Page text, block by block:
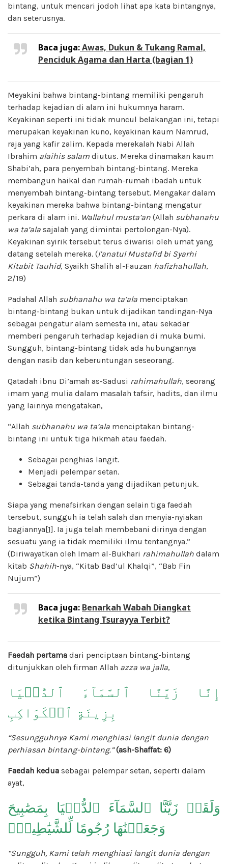
bintang, untuk mencari jodoh lihat apa kata bintangnya,
dan seterusnya.
Baca juga:Awas, Dukun & Tukang Ramal,
Penciduk Agama dan Harta (bagian 1)
Meyakini bahwa bintang-bintang memiliki pengaruh
terhadap kejadian di alam ini hukumnya haram.
Keyakinan seperti ini tidak muncul belakangan ini, tetapi
merupakan keyakinan kuno, keyakinan kaum Namrud,
raja yang kafir zalim. Kepada merekalah Nabi Allah
Ibrahim alaihis salam diutus. Mereka dinamakan kaum
Shabi’ah, para penyembah bintang-bintang. Mereka
membangun haikal dan rumah-rumah ibadah untuk
menyembah bintang-bintang tersebut. Mengakar dalam
keyakinan mereka bahwa bintang-bintang mengatur
perkara di alam ini. Wallahul musta’an (Allah subhanahu
wa ta’ala sajalah yang dimintai pertolongan-Nya).
Keyakinan syirik tersebut terus diwarisi oleh umat yang
datang setelah mereka. (I’anatul Mustafid bi Syarhi
Kitabit Tauhid, Syaikh Shalih al-Fauzan hafizhahullah,
2/19)
Padahal Allah subhanahu wa ta’ala menciptakan
bintang-bintang bukan untuk dijadikan tandingan-Nya
sebagai pengatur alam semesta ini, atau sekadar
memberi pengaruh terhadap kejadian di muka bumi.
Sungguh, bintang-bintang tidak ada hubungannya
dengan nasib dan keberuntungan seseorang.
Qatadah ibnu Di’amah as-Sadusi rahimahullah, seorang
imam yang mulia dalam masalah tafsir, hadits, dan ilmu
yang lainnya mengatakan,
“Allah subhanahu wa ta’ala menciptakan bintang-
bintang ini untuk tiga hikmah atau faedah.
Sebagai penghias langit.
Menjadi pelempar setan.
Sebagai tanda-tanda yang dijadikan petunjuk.
Siapa yang menafsirkan dengan selain tiga faedah
tersebut, sungguh ia telah salah dan menyia-nyiakan
bagiannya[1]. Ia juga telah membebani dirinya dengan
sesuatu yang ia tidak memiliki ilmu tentangnya.”
(Diriwayatkan oleh Imam al-Bukhari rahimahullah dalam
kitab Shahih-nya, “Kitab Bad’ul Khalqi”, “Bab Fin
Nujum”)
Baca juga: Benarkah Wabah Diangkat
ketika Bintang Tsurayya Terbit?
Faedah pertama dari penciptaan bintang-bintang
ditunjukkan oleh firman Allah azza wa jalla,
إِنَّا زَيَّنَّا ٱلسَّمَآءَ ٱلدُّنۡيَا
بِزِينَةٍ ٱلۡكَوَاكِبِ
“Sesungguhnya Kami menghiasi langit dunia dengan
perhiasan bintang-bintang.”(ash-Shaffat: 6)
Faedah kedua sebagai pelempar setan, seperti dalam
ayat,
وَلَقَدۡ زَيَّنَّا ٱلسَّمَآءَ ٱلدُّنۡيَا بِمَصَٰبِيحَ
وَجَعَلۡنَٰهَا رُجُومًا لِّلشَّيَٰطِينِۖ
“Sungguh, Kami telah menghiasi langit dunia dengan